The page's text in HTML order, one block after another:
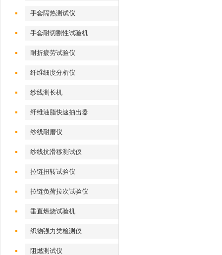
手套隔热测试仪
手套耐切割性试验机
耐折疲劳试验仪
纤维细度分析仪
纱线测长机
纤维油脂快速抽出器
纱线耐磨仪
纱线抗滑移测试仪
拉链扭转试验仪
拉链负荷拉次试验仪
垂直燃烧试验机
织物强力类检测仪
阻燃测试仪